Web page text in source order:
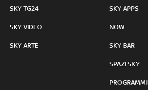
SKY TG24
SKY VIDEO
SKY ARTE
SKY APPS
NOW
SKY BAR
SPAZI SKY
PROGRAMMI